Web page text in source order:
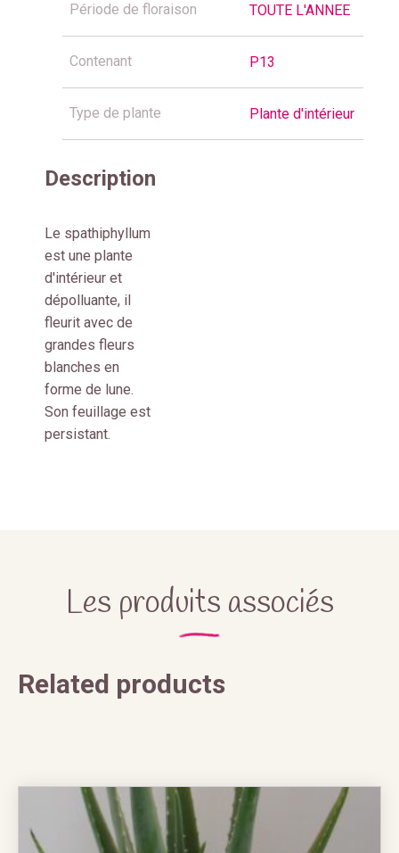
Période de floraison TOUTE L'ANNEE
Contenant P13
Type de plante Plante d'intérieur
Description
Le spathiphyllum
est une plante
d'intérieur et
dépolluante, il
fleurit avec de
grandes fleurs
blanches en
forme de lune.
Son feuillage est
persistant.
Les produits associés
Related products